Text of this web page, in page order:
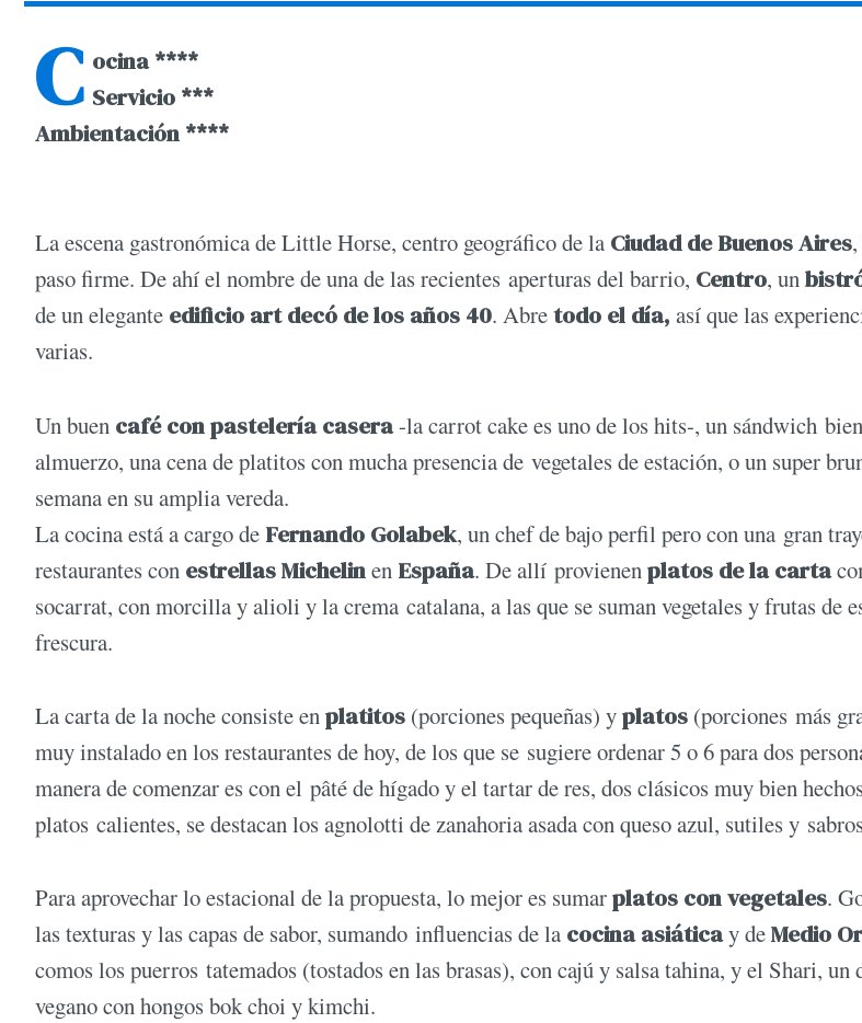
C ocina ****
Servicio ***
Ambientación ****
La escena gastronómica de Little Horse, centro geográfico de la Ciudad de Buenos Aires
paso firme. De ahí el nombre de una de las recientes aperturas del barrio, Centro, un
de un elegante edificio art decó de los años 40. Abretodo el día, así que las
varias.
Un buen café con pastelería casera-la carrot cake es uno de los hits-, un sándwich
almuerzo, una cena de platitos con mucha presencia de vegetales de estación, o un super
semana en su amplia vereda.
La cocina está a cargo de Fernando Golabek, un chef de bajo perfil pero con una gran
restaurantes con estrellas Michelinen España. De allí provienenplatos de la carta
socarrat, con morcilla y alioli y la crema catalana, a las que se suman vegetales y frutas de
frescura.
La carta de la noche consiste enplatitos (porciones pequeñas) yplatos (porciones más
muy instalado en los restaurantes de hoy, de los que se sugiere ordenar 5 o 6 para dos
manera de comenzar es con el pâté de hígado y el tartar de res, dos clásicos muy bien
platos calientes, se destacan los agnolotti de zanahoria asada con queso azul, sutiles y
Para aprovechar lo estacional de la propuesta, lo mejor es sumarplatos con vegetales.
las texturas y las capas de sabor, sumando influencias de la cocina asiáticay deMedio
comos los puerros tatemados (tostados en las brasas), con cajú y salsa tahina, y el Shari,
vegano con hongos bok choi y kimchi.